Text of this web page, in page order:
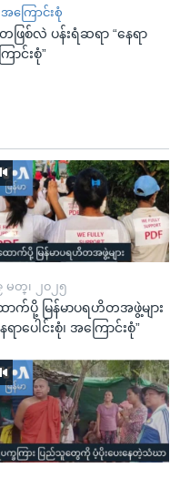
အကြောင်းစုံ
ြစ်လဲ ပန်းရံဆရာ “နေရာ
ာင်းစုံ”
မတ္၊ ၂၀၂၅
ာက်ပို့ မြန်မာပရဟိတအဖွဲ့များ
ရာပေါင်းစုံ၊ အကြောင်းစုံ”